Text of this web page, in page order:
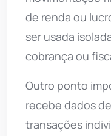
de renda ou
ser usada
cobrança ou
Outro ponto
recebe dados
transações